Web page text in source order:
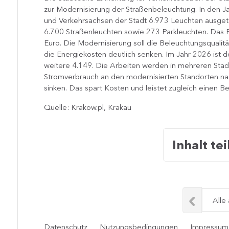
zur Modernisierung der Straßenbeleuchtung. In den
und Verkehrsachsen der Stadt 6.973 Leuchten
6.700 Straßenleuchten sowie 273 Parkleuchten.
Euro. Die Modernisierung soll die
die Energiekosten deutlich senken. Im Jahr 2026 ist
weitere 4.149. Die Arbeiten werden in mehreren
Stromverbrauch an den modernisierten Standorten
sinken. Das spart Kosten und leistet zugleich einen
Quelle: Krakow.pl, Krakau
Inhalt
Alle
Datenschutz Nutzungsbedingungen Impressum